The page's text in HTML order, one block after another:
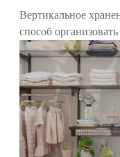
Вертикальное
способ
вещи были на виду,
беспорядок.
Мари Кондо, этот
сохранять порядок
этой статье мы
хранение, почему
наши гардеробные